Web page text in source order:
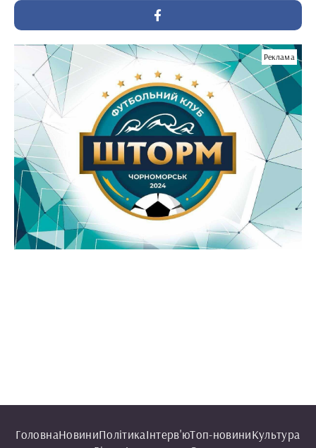
Реклама
ГоловнаНовиниПолітикаІнтерв'юТоп-новиниКультура